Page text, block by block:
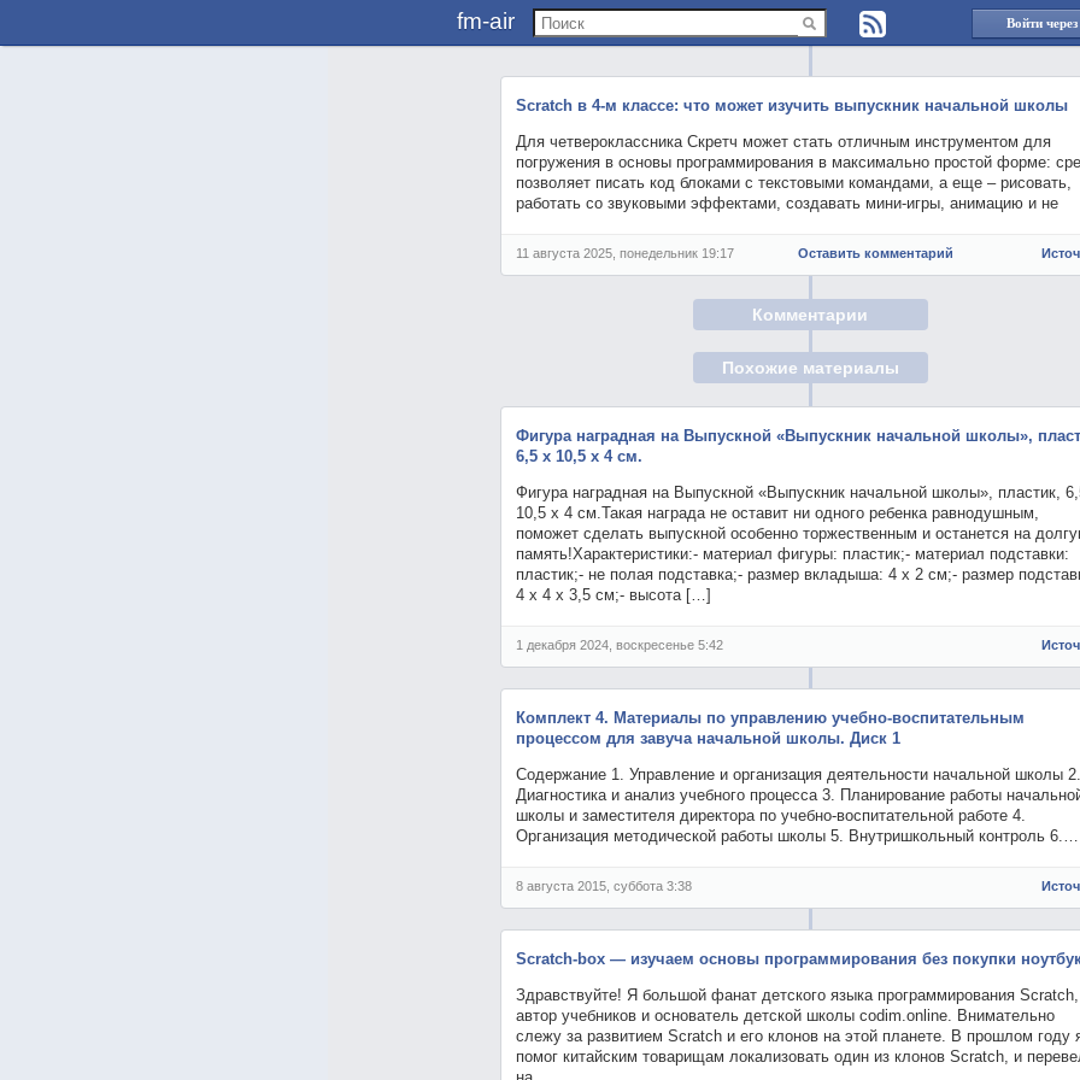
fm-air Войти
Scratch в 4-м классе: что может изучить выпускник начальной школы
Для четвероклассника Скретч может стать отличным инструментом для
погружения в основы программирования в максимально простой форме:
позволяет писать код блоками с текстовыми командами, а еще – рисовать,
работать со звуковыми эффектами, создавать мини-игры, анимацию и не
11 августа 2025, понедельник 19:17 Оставить комментарий
Комментарии
Похожие материалы
Фигура наградная на Выпускной «Выпускник начальной школы»,
6,5 х 10,5 х 4 см.
Фигура наградная на Выпускной «Выпускник начальной школы», пластик,
10,5 х 4 см.Такая награда не оставит ни одного ребенка равнодушным,
поможет сделать выпускной особенно торжественным и останется на
память!Характеристики:- материал фигуры: пластик;- материал подставки:
пластик;- не полая подставка;- размер вкладыша: 4 х 2 см;- размер
4 х 4 х 3,5 см;- высота […]
1 декабря 2024, воскресенье 5:42
Комплект 4. Материалы по управлению учебно-воспитательным
процессом для завуча начальной школы. Диск 1
Содержание 1. Управление и организация деятельности начальной школы 2.
Диагностика и анализ учебного процесса 3. Планирование работы
школы и заместителя директора по учебно-воспитательной работе 4.
Организация методической работы школы 5. Внутришкольный контроль 6.…
8 августа 2015, суббота 3:38
Scratch-box — изучаем основы программирования без покупки
Здравствуйте! Я большой фанат детского языка программирования Scratch,
автор учебников и основатель детской школы codim.online. Внимательно
слежу за развитием Scratch и его клонов на этой планете. В прошлом году
помог китайским товарищам локализовать один из клонов Scratch, и